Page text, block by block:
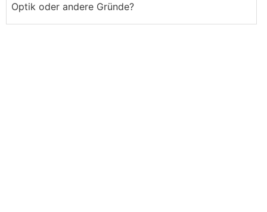
Optik oder andere Gründe?